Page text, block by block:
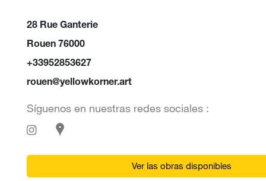
28 Rue Ganterie
Rouen 76000
+33952853627
rouen@yellowkorner.art
Síguenos en nuestras redes sociales :
Ver las obras disponibles